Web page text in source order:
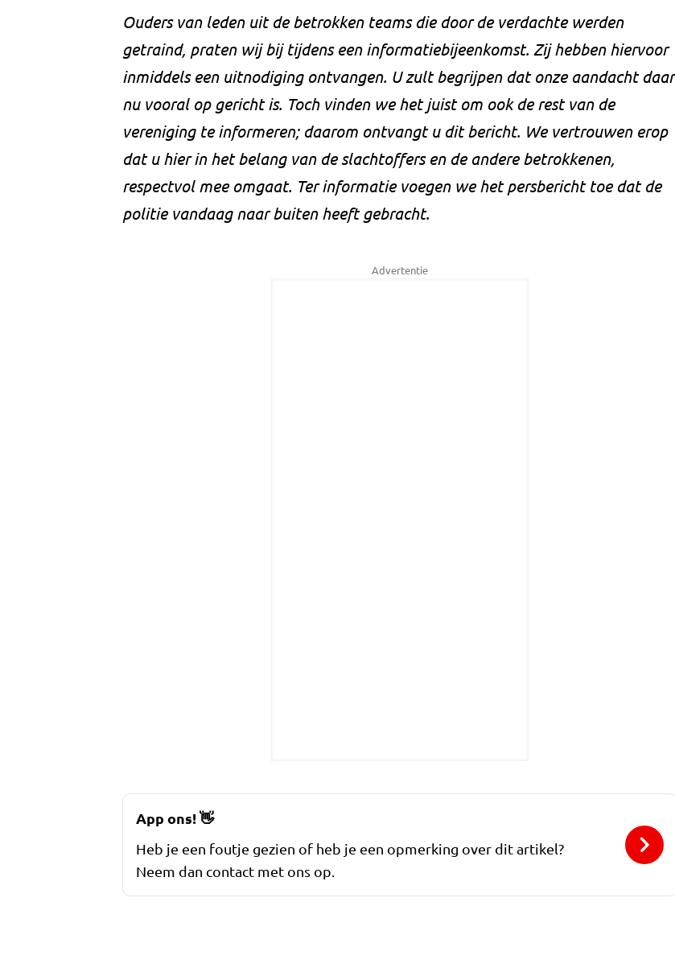
Ouders van leden uit de betrokken teams die door de verdachte werden
getraind, praten wij bij tijdens een informatiebijeenkomst. Zij hebben hiervoor
inmiddels een uitnodiging ontvangen. U zult begrijpen dat onze aandacht daar
nu vooral op gericht is. Toch vinden we het juist om ook de rest van de
vereniging te informeren; daarom ontvangt u dit bericht. We vertrouwen erop
dat u hier in het belang van de slachtoffers en de andere betrokkenen,
respectvol mee omgaat. Ter informatie voegen we het persbericht toe dat de
politie vandaag naar buiten heeft gebracht.
Advertentie
App ons!👋
Heb je een foutje gezien of heb je een opmerking over dit artikel?
Neem dan contact met ons op.